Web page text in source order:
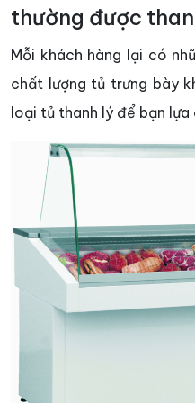
thường được
Mỗi khách hàng lại có
chất lượng tủ trưng bày
loại tủ thanh lý để bạn lựa